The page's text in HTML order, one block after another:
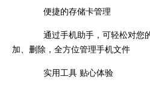
便捷的存储卡管理
通过手机助手，可轻松对您
加、删除，全方位管理手机文件
实用工具 贴心体验